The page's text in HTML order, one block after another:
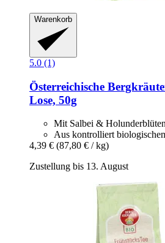
Warenkorb
5.0 (1)
Österreichische
Lose, 50g
Mit Salbei & Holunderblüten
Aus kontrolliert
4,39 € (87,80 € / kg)
Zustellung bis 13. August